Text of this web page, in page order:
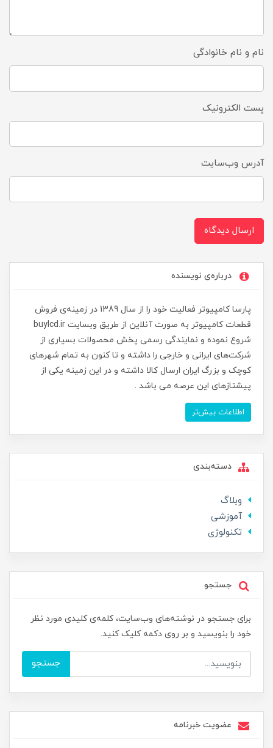
نام و نام خانوادگی
پست الکترونیک
آدرس وب‌سایت
ارسال دیدگاه
درباره‌ی نویسنده
پارسا کامپیوتر فعالیت خود را از سال 1389 در زمینه‌ی فروش
قطعات کامپیوتر به صورت آنلاین از طریق وبسایت buylcd.ir
شروع نموده و نمایندگی رسمی پخش محصولات بسیاری از
شرکت‌های ایرانی و خارجی را داشته و تا کنون به تمام شهرهای
کوچک و بزرگ ایران ارسال کالا داشته و در این زمینه یکی از
پیشتازهای این عرصه می باشد .
اطلاعات بیش‌تر
دسته‌بندی
وبلاگ
آموزشی
تکنولوژی
جستجو
برای جستجو در نوشته‌های وب‌سایت، کلمه‌ی کلیدی مورد نظر
خود را بنویسید و بر روی دکمه کلیک کنید.
جستجو
عضویت خبرنامه